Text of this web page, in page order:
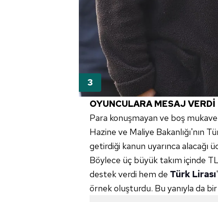
Çerezlere ilişkin tercihlerinizi
butonuna tıklayabilir,
Çerez
6698 sayılı Kişisel Verilerin
mevzuata uygun olarak
OYUNCULARA MESAJ VERDİ
Para konuşmayan ve boş
Hazine ve Maliye Bakanlığı'nın
getirdiği kanun uyarınca
Böylece üç büyük takım içinde
destek verdi hem de Türk Lirası
örnek oluşturdu. Bu yanıyla da